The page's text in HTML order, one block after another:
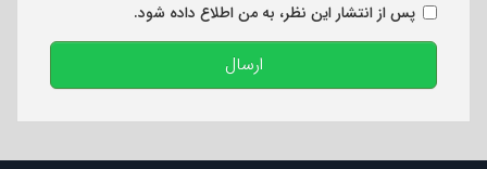
پس از انتشار این نظر، به من اطلاع داده شود.
ارسال